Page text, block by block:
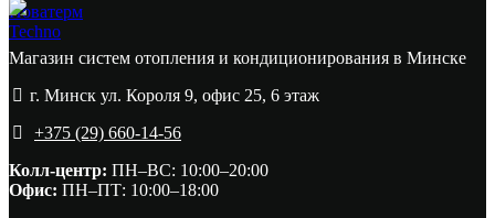
Новатерм
Techno
Магазин систем отопления и кондиционирования в Минске
г. Минск ул. Короля 9, офис 25, 6 этаж
+375 (29) 660-14-56
Колл-центр: ПН–ВС: 10:00–20:00​
Офис: ПН–ПТ: 10:00–18:00